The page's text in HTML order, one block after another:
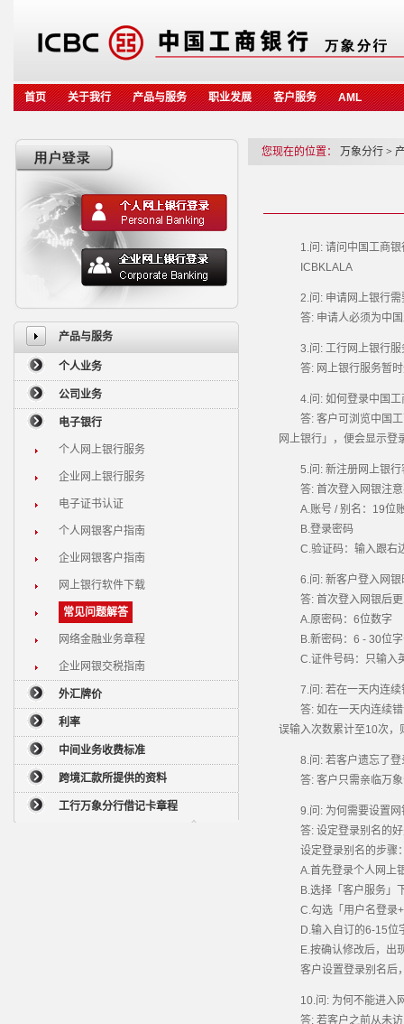
首页 关于我行 产品与服务 职业发展 客户服务 AML
产品与服务
个人业务
公司业务
电子银行
个人网上银行服务
企业网上银行服务
电子证书认证
个人网银客户指南
企业网银客户指南
网上银行软件下载
常见问题解答
网络金融业务章程
企业网银交税指南
外汇牌价
利率
中间业务收费标准
跨境汇款所提供的资料
工行万象分行借记卡章程
您现在的位置： 万象分行 >
1.问: 请问中国工商银
ICBKLALA
2.问: 申请网上银行需
答: 申请人必须为中国
3.问: 工行网上银行服
答: 网上银行服务暂时
4.问: 如何登录中国工
答: 客户可浏览中国工
网上银行」，便会显示登
5.问: 新注册网上银行
答: 首次登入网银注意
A.账号 / 别名：19位
B.登录密码
C.验证码：输入跟右
6.问: 新客户登入网银
答: 首次登入网银后更
A.原密码：6位数字
B.新密码：6 - 30位字
C.证件号码：只输入英
7.问: 若在一天内连续
答: 如在一天内连续错
误输入次数累计至10次，
8.问: 若客户遗忘了登
答: 客户只需亲临万象
9.问: 为何需要设置网
答: 设定登录别名的好
设定登录别名的步骤
A.首先登录个人网上
B.选择「客户服务」
C.勾选「用户名登录+
D.输入自订的6-15位字
E.按确认修改后，出
客户设置登录别名后，
10.问: 为何不能进入网
答: 若客户之前从未访